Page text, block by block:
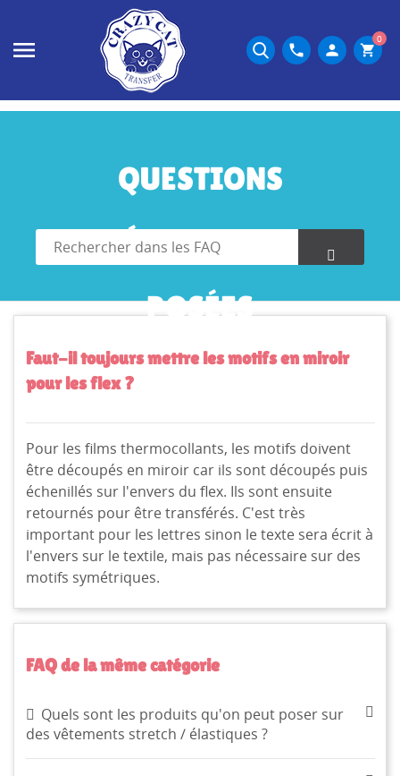
phone person shopping_cart
0
QUESTIONS
FRÉQUEMMENT
POSÉES
Faut-il toujours mettre les motifs en miroir
pour les flex ?
Pour les films thermocollants, les motifs doivent
être découpés en miroir car ils sont découpés puis
échenillés sur l'envers du flex. Ils sont ensuite
retournés pour être transférés. C'est très
important pour les lettres sinon le texte sera écrit à
l'envers sur le textile, mais pas nécessaire sur des
motifs symétriques.
FAQ de la même catégorie
Quels sont les produits qu'on peut poser sur
des vêtements stretch / élastiques ?